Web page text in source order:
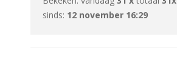
sinds: 12 november 16:29